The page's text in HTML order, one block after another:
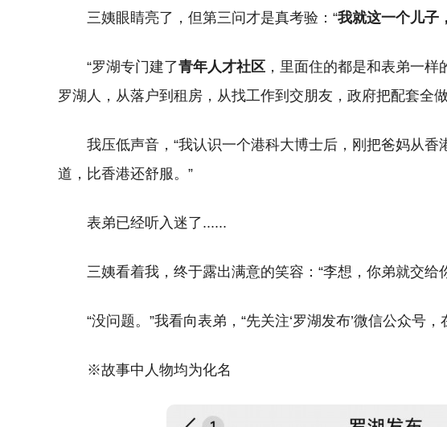
三姨眼睛亮了，但第三问才是真考验：“我就这一个儿子
“罗湖专门建了青年人才社区 ，里面住的都是和表弟一
罗湖人，从落户到租房，从找工作到交朋友，政府把配套全
我压低声音，“我认识一个港科大博士后，刚把爸妈从
道，比香港还舒服。”
表弟已经听入迷了......
三姨看着我，终于露出满意的笑容：“李想，你弟就交给
“没问题。”我看向表弟，“先关注‘罗湖发布’微信公众号
※故事中人物均为化名